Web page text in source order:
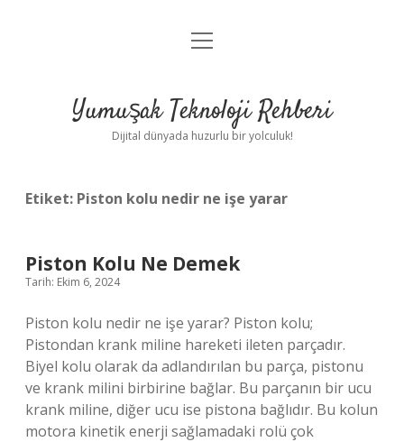
Anasayfa
Yasal Uyarı
menüyü
Yumuşak Teknoloji Rehberi
Dijital dünyada huzurlu bir yolculuk!
Etiket: Piston kolu nedir ne işe yarar
Piston Kolu Ne Demek
Tarih: Ekim 6, 2024
Piston kolu nedir ne işe yarar? Piston kolu;
Pistondan krank miline hareketi ileten parçadır.
Biyel kolu olarak da adlandırılan bu parça, pistonu
ve krank milini birbirine bağlar. Bu parçanın bir ucu
krank miline, diğer ucu ise pistona bağlıdır. Bu kolun
motora kinetik enerji sağlamadaki rolü çok